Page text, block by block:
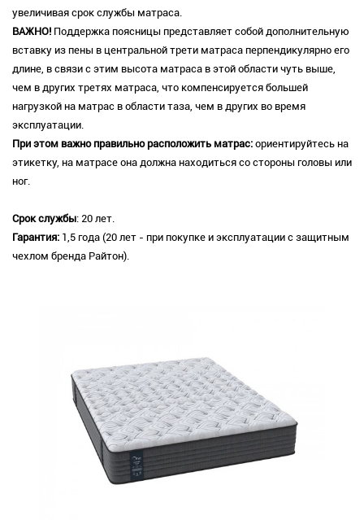
увеличивая срок службы матраса.
ВАЖНО! Поддержка поясницы представляет собой дополнительную
вставку из пены в центральной трети матраса перпендикулярно его
длине, в связи с этим высота матраса в этой области чуть выше,
чем в других третях матраса, что компенсируется большей
нагрузкой на матрас в области таза, чем в других во время
эксплуатации.
При этом важно правильно расположить матрас: ориентируйтесь на
этикетку, на матрасе она должна находиться со стороны головы или
ног.
Срок службы: 20 лет.
Гарантия: 1,5 года (20 лет - при покупке и эксплуатации с защитным
чехлом бренда Райтон).